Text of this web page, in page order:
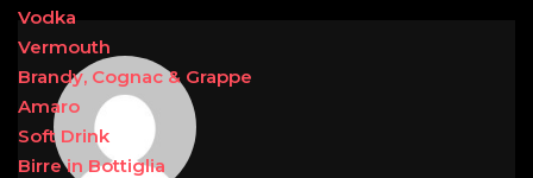
Vodka
Vermouth
Brandy, Cognac & Grappe
Amaro
Soft Drink
Birre in Bottiglia